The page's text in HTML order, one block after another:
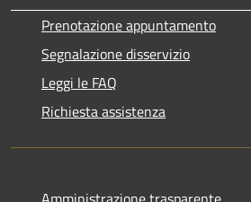
Prenotazione appuntamento
Segnalazione disservizio
Leggi le FAQ
Richiesta assistenza